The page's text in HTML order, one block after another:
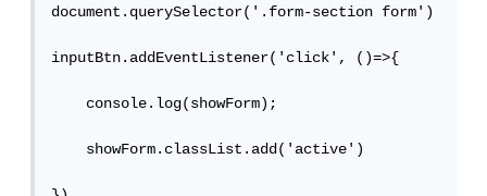
document.querySelector('.form-section form')
inputBtn.addEventListener('click', ()=>{
console.log(showForm);
showForm.classList.add('active')